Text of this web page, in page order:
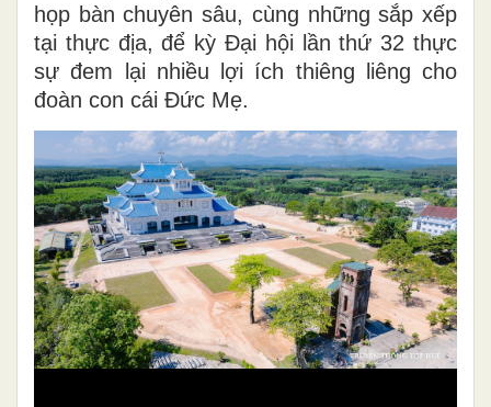
họp bàn chuyên sâu, cùng những sắp xếp
tại thực địa, để kỳ Đại hội lần thứ 32 thực
sự đem lại nhiều lợi ích thiêng liêng cho
đoàn con cái Đức Mẹ.